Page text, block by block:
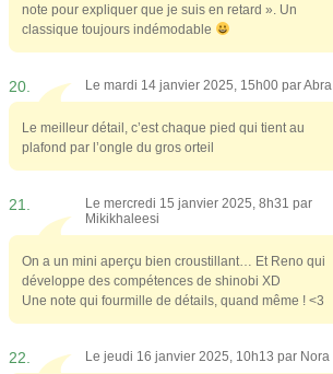
note pour expliquer que je suis en retard ». Un
classique toujours indémodable
20. Le mardi 14 janvier 2025, 15h00 parAbra
Le meilleur détail, c’est chaque pied qui tient au
plafond par l’ongle du gros orteil
21.
Le mercredi 15 janvier 2025, 8h31 par
Mikikhaleesi
On a un mini aperçu bien croustillant… Et Reno qui
développe des compétences de shinobi XD
Une note qui fourmille de détails, quand même ! <3
22. Le jeudi 16 janvier 2025, 10h13 par Nora